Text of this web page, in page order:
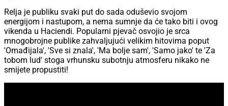
Relja je publiku svaki put do sada oduševio svojom
energijom i nastupom, a nema sumnje da će tako biti i ovog
vikenda u Haciendi. Popularni pjevač osvojio je srca
mnogobrojne publike zahvaljujući velikim hitovima poput
'Omađijala', 'Sve si znala', 'Ma bolje sam', 'Samo jako' te 'Za
tobom lud' stoga vrhunsku subotnju atmosferu nikako ne
smijete propustiti!